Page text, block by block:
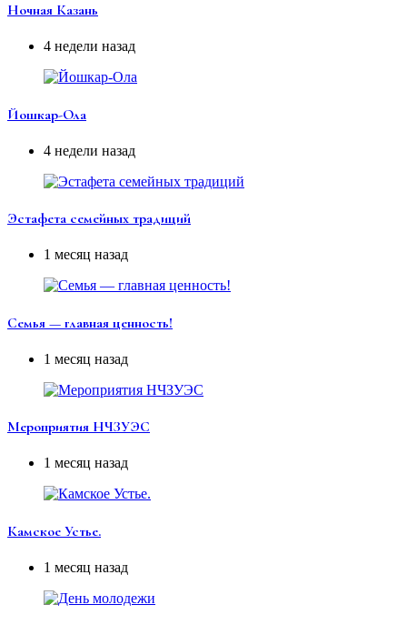
Ночная Казань
4 недели назад
Йошкар-Ола
4 недели назад
Эстафета семейных традиций
1 месяц назад
Семья — главная ценность!
1 месяц назад
Мероприятия НЧЗУЭС
1 месяц назад
Камское Устье.
1 месяц назад